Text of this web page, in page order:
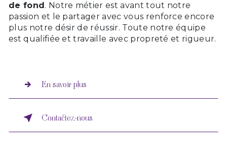
de fond . Notre métier est avant tout notre
passion et le partager avec vous renforce encore
plus notre désir de réussir. Toute notre équipe
est qualifiée et travaille avec propreté et rigueur.
En savoir plus
Contactez-nous